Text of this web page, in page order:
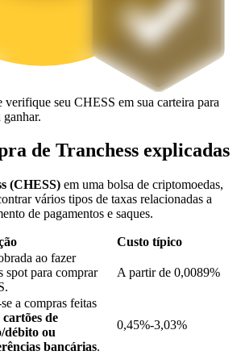
ganhar tokens populares.
para titulares de BTR
verifique seu CHESS em sua carteira para
de Tranchess explicadas
(CHESS) em uma bolsa de criptomoedas,
vários tipos de taxas relacionadas a
de pagamentos e saques.
Custo típico
ao fazer
spot para comprar
A partir de 0,0089%
a compras feitas
cartões de
débito ou
bancárias.
0,45%-3,03%